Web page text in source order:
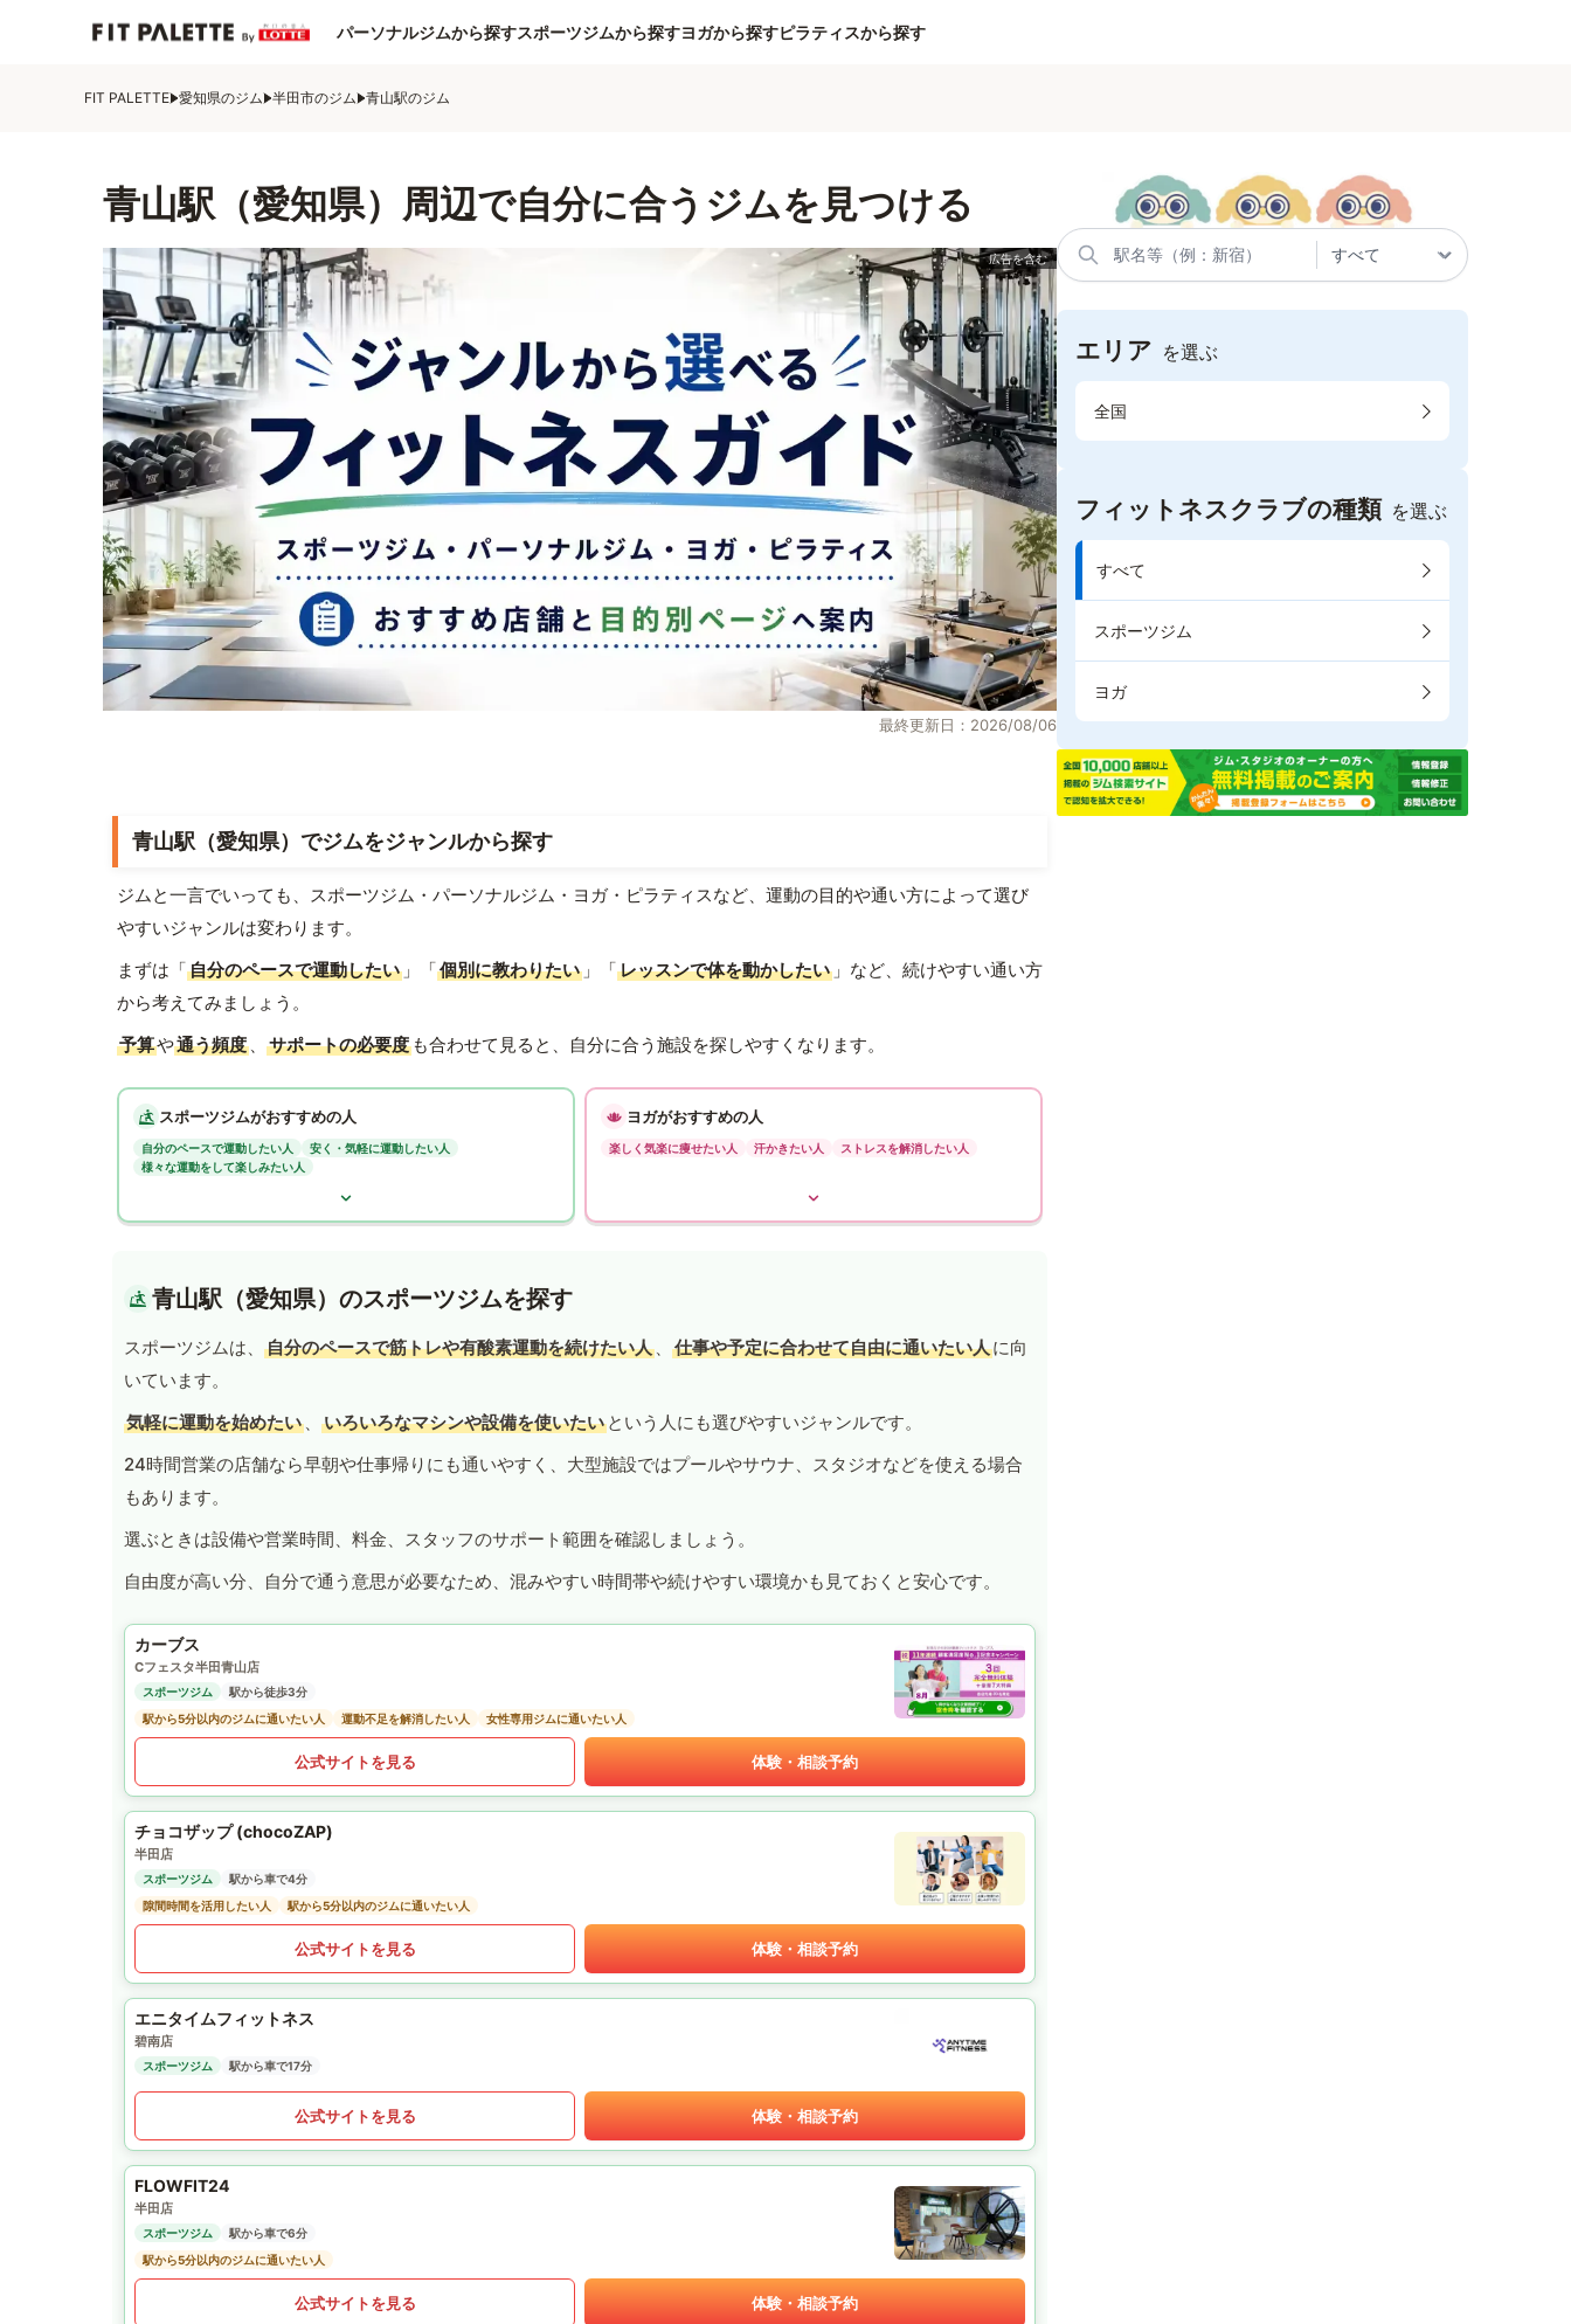
パーソナルジムから探すスポーツジムから探すヨガから探すピラティスから探す
FIT PALETTE 愛知県のジム 半田市のジム 青山駅のジム
青山駅（愛知県）周辺で自分に合うジムを見つける
最終更新日：2026/08/06
青山駅（愛知県）でジムをジャンルから探す
ジムと一言でいっても、スポーツジム・パーソナルジム・ヨガ・ピラティスなど、運動の目的や通い方によって選び
やすいジャンルは変わります。
まずは「自分のペースで運動したい 」「個別に教わりたい 」「レッスンで体を動かしたい 」など、続けやすい通い方
から考えてみましょう。
予算や通う頻度 、 サポートの必要度 も合わせて見ると、自分に合う施設を探しやすくなります。
スポーツジムがおすすめの人
自分のペースで運動したい人
安く・気軽に運動したい人
様々な運動をして楽しみたい人
ヨガがおすすめの人
楽しく気楽に痩せたい人 汗かきたい人 ストレスを解消したい人
青山駅（愛知県）のスポーツジムを探す
スポーツジムは、 自分のペースで筋トレや有酸素運動を続けたい人 、 仕事や予定に合わせて自由に通いたい人に向
いています。
気軽に運動を始めたい 、 いろいろなマシンや設備を使いたい という人にも選びやすいジャンルです。
24時間営業の店舗なら早朝や仕事帰りにも通いやすく、大型施設ではプールやサウナ、スタジオなどを使える場合
もあります。
選ぶときは設備や営業時間、料金、スタッフのサポート範囲を確認しましょう。
自由度が高い分、自分で通う意思が必要なため、混みやすい時間帯や続けやすい環境かも見ておくと安心です。
カーブス
Cフェスタ半田青山店
スポーツジム
駅から徒歩3分
駅から5分以内のジムに通いたい人
運動不足を解消したい人 女性専用ジムに通いたい人
公式サイトを見る 体験・相談予約
チョコザップ (chocoZAP)
半田店
スポーツジム
駅から車で4分
隙間時間を活用したい人
駅から5分以内のジムに通いたい人
公式サイトを見る 体験・相談予約
エニタイムフィットネス
碧南店
スポーツジム 駅から車で17分
公式サイトを見る 体験・相談予約
FLOWFIT24
半田店
スポーツジム
駅から車で6分
駅から5分以内のジムに通いたい人
公式サイトを見る 体験・相談予約
エリア を選ぶ
全国
フィットネスクラブの種類 を選ぶ
すべて
スポーツジム
ヨガ